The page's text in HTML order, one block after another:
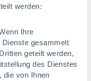
werden:
Ihre
Dienste gesammelt
geteilt werden,
des Dienstes
die von Ihnen